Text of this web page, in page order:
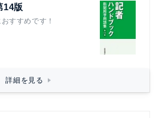
14版
すすめです！
詳細を見る